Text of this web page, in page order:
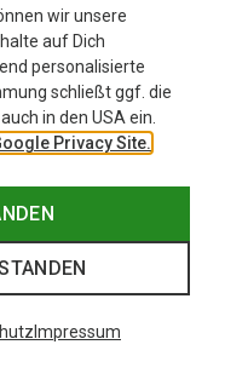
Run Edt. Elliptic Socken
€
wir unsere
auf Dich
personalisierte
schließt ggf. die
in den USA ein.
Privacy Site.
Impressum